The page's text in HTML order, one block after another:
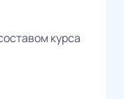
курса